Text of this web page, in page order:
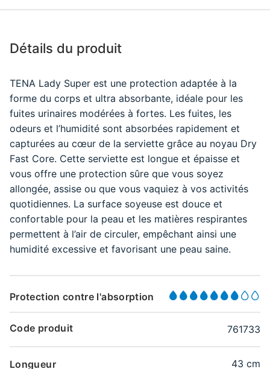
Détails du produit
TENA Lady Super est une protection adaptée à la
forme du corps et ultra absorbante, idéale pour les
fuites urinaires modérées à fortes. Les fuites, les
odeurs et l’humidité sont absorbées rapidement et
capturées au cœur de la serviette grâce au noyau Dry
Fast Core. Cette serviette est longue et épaisse et
vous offre une protection sûre que vous soyez
allongée, assise ou que vous vaquiez à vos activités
quotidiennes. La surface soyeuse est douce et
confortable pour la peau et les matières respirantes
permettent à l’air de circuler, empêchant ainsi une
humidité excessive et favorisant une peau saine.
Protection contre l'absorption
Code produit 761733
Longueur 43 cm